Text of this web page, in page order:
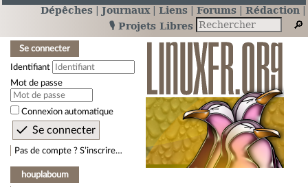
Dépêches Journaux Liens Forums
Rédaction
🎙️ Projets Libres
Se connecter
Identifiant
Mot de passe
Connexion automatique
Pas de compte ? S’inscrire…
houplaboum